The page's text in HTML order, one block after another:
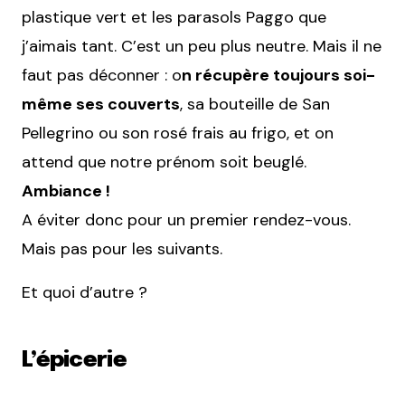
plastique vert et les parasols Paggo que
j’aimais tant. C’est un peu plus neutre. Mais il ne
faut pas déconner : on récupère toujours soi-
même ses couverts, sa bouteille de San
Pellegrino ou son rosé frais au frigo, et on
attend que notre prénom soit beuglé.
Ambiance !
A éviter donc pour un premier rendez-vous.
Mais pas pour les suivants.
Et quoi d’autre ?
L’épicerie